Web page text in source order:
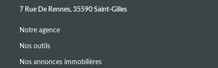
7 Rue De Rennes, 35590 Saint-Gilles
Notre agence
Nos outils
Nos annonces immobilières